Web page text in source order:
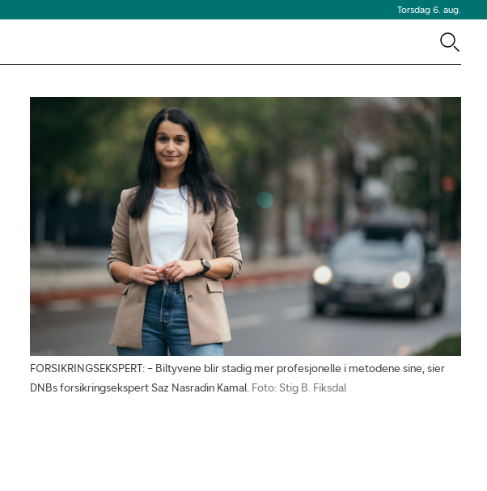
Torsdag 6. aug.
FORSIKRINGSEKSPERT: – Biltyvene blir stadig mer profesjonelle i metodene sine, sier
DNBs forsikringsekspert Saz Nasradin Kamal. Foto: Stig B. Fiksdal